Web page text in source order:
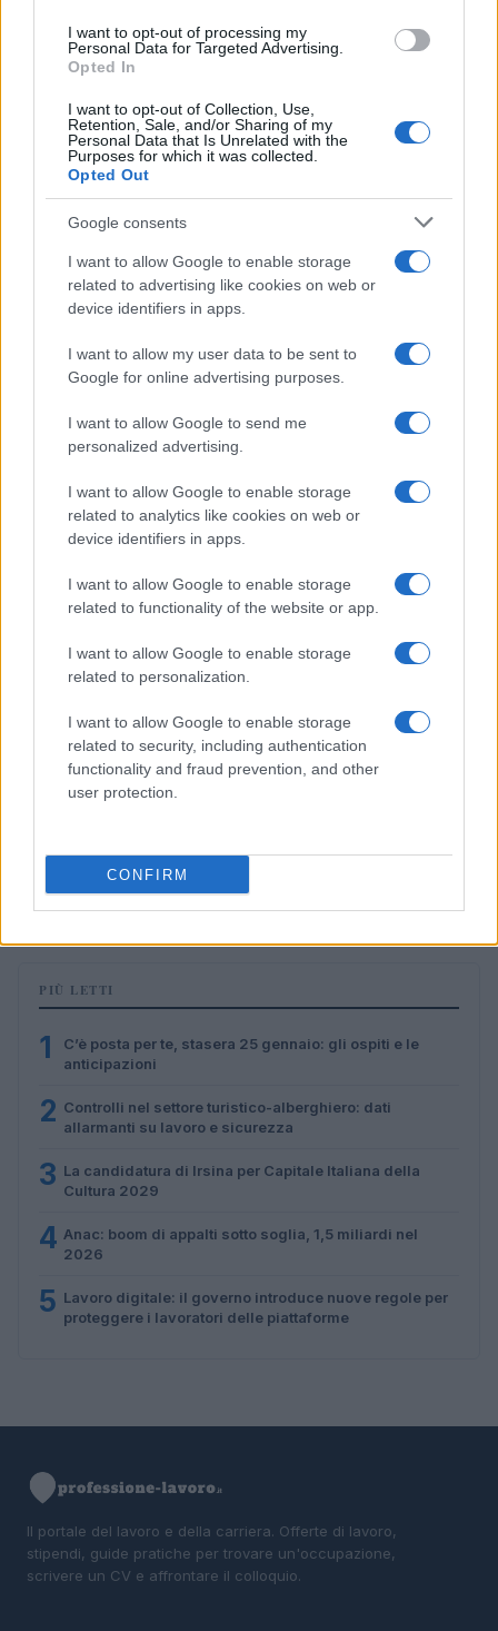
I want to opt-out of processing my
Personal Data for Targeted Advertising.
Opted In
I want to opt-out of Collection, Use,
Retention, Sale, and/or Sharing of my
Personal Data that Is Unrelated with the
Purposes for which it was collected.
Opted Out
Google consents
I want to allow Google to enable storage
related to advertising like cookies on web or
device identifiers in apps.
I want to allow my user data to be sent to
Google for online advertising purposes.
I want to allow Google to send me
personalized advertising.
I want to allow Google to enable storage
related to analytics like cookies on web or
device identifiers in apps.
I want to allow Google to enable storage
related to functionality of the website or app.
I want to allow Google to enable storage
related to personalization.
I want to allow Google to enable storage
related to security, including authentication
functionality and fraud prevention, and other
user protection.
CONFIRM
La candidatura di Irsina per Capitale Italiana della
Cultura 2029
BREAKING NEWS
Multe ai genitori per i colloqui saltati: la decisione di
Paolo Mariani · 4 Ago 2026
BREAKING NEWS
Lavoro digitale: il governo introduce nuove regole per
proteggere i lavoratori delle piattaforme
PIÙ LETTI
1
C’è posta per te, stasera 25 gennaio: gli ospiti e le
anticipazioni
2 Controlli nel settore turistico-alberghiero: dati
allarmanti su lavoro e sicurezza
3 La candidatura di Irsina per Capitale Italiana della
Cultura 2029
4 Anac: boom di appalti sotto soglia, 1,5 miliardi nel
2026
5 Lavoro digitale: il governo introduce nuove regole per
proteggere i lavoratori delle piattaforme
Il portale del lavoro e della carriera. Offerte di lavoro,
stipendi, guide pratiche per trovare un'occupazione,
scrivere un CV e affrontare il colloquio.